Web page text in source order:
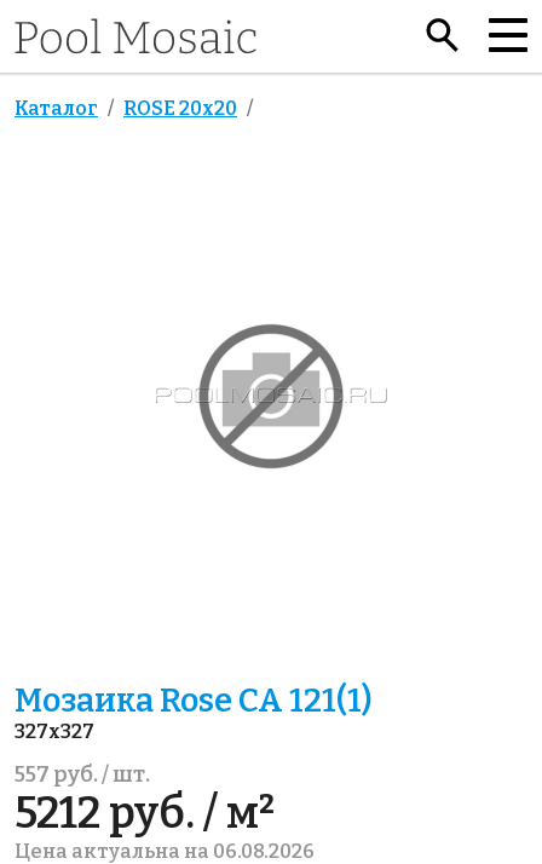
Каталог ROSE 20x20
Мозаика Rose CA 121(1)
327x327
557 руб. / шт.
5212 руб. / м²
Цена актуальна на 06.08.2026